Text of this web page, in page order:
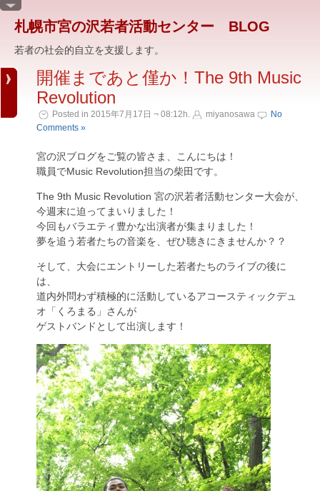
札幌市宮の沢若者活動センター BLOG
若者の社会的自立を支援します。
開催まであと僅か！The 9th Music
Revolution
Posted in 2015年7月17日 ¬ 08:12h. miyanosawa
No
Comments »
宮の沢ブログをご覧の皆さま、こんにちは！
職員でMusic Revolution担当の柴田です。
The 9th Music Revolution 宮の沢若者活動センター大会が、
今週末に迫ってまいりました！
今回もバラエティ豊かな出演者が集まりました！
夢を追う若者たちの音楽を、ぜひ聴きにきませんか？？
そして、大会にエントリーした若者たちのライブの後に
は、
道内外問わず積極的に活動しているアコースティックデュ
オ「くろまる」さんが
ゲストバンドとして出演します！